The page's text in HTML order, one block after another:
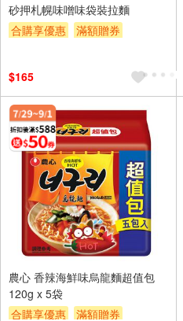
砂押札幌味噌味袋裝拉麵
合購享優惠
滿額贈券
$165
農心 香辣海鮮味烏龍麵超值包
120g x 5袋
合購享優惠
滿額贈券